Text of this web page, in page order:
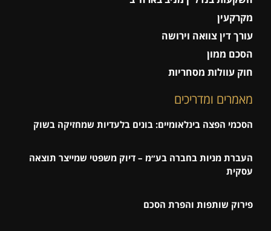
מקרקעין
עורך דין צוואה וירושה
הסכם ממון
חוק עוולות מסחריות
מאמרים ומדריכים
הסכמי הפצה בינלאומיים: בונים בלעדיות שמחזיקה בשוק
העברת מניות בחברה בע״מ – דיוק משפטי שמייצר תוצאה
עסקית
פירוק שותפות והפרת הסכם